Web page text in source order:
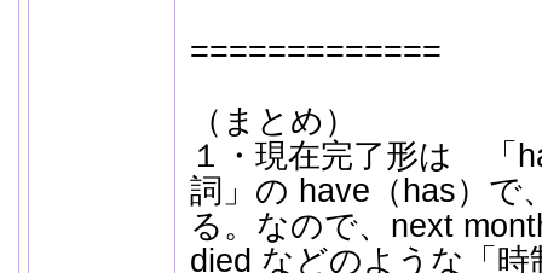
=============
（まとめ）
１・現在完了形は 「
詞」の have（has）で
る。なので、next
died などのような「時